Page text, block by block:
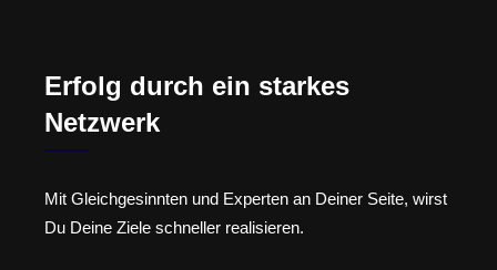
Erfolg durch ein starkes
Netzwerk
Mit Gleichgesinnten und Experten an Deiner Seite, wirst
Du Deine Ziele schneller realisieren.